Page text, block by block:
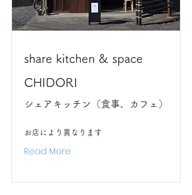
share kitchen & space
CHIDORI
シェアキッチン（食事、カフェ）
お店により異なります
Read More